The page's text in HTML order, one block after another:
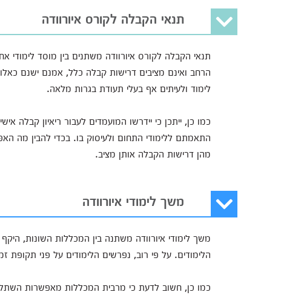
תנאי הקבלה לקורס איורוודה
תנאי הקבלה לקורס איורוודה משתנים בין מוסד
לימוד ולעיתים אף בעלי תעודת בגרות מלאה.
כמו כן, ייתכן כי יידרשו המועמדים לעבור ריאיון
התאמתם ללימודי התחום ולעיסוק בו. בכדי להבין מה
מהן דרישות הקבלה אותן מציב.
משך לימודי איורוודה
משך לימודי איורוודה משתנה בין המכללות השונות,
הלימודים. על פי רוב, נפרשים הלימודים על פני
כמו כן, חשוב לדעת כי מרבית המכללות מאפשרות